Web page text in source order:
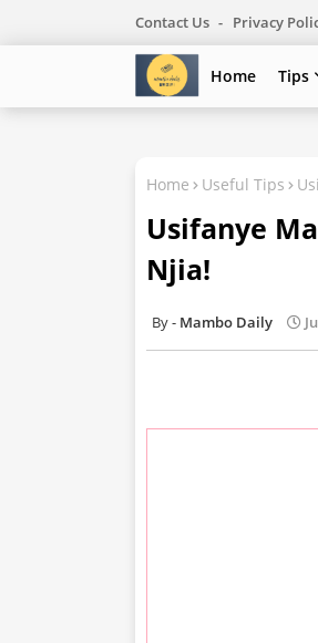
Contact Us Privacy
Home Tips
Home Useful Tips
Usifanye
Njia!
Mambo Daily